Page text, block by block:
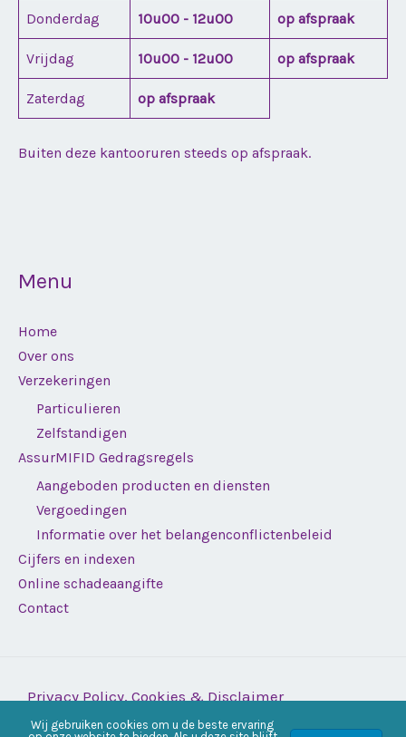
Donderdag 10u00 - 12u00 op afspraak
Vrijdag 10u00 - 12u00 op afspraak
Zaterdag op afspraak
Buiten deze kantooruren steeds op afspraak.
Menu
Home
Over ons
Verzekeringen
Particulieren
Zelfstandigen
AssurMIFID Gedragsregels
Aangeboden producten en diensten
Vergoedingen
Informatie over het belangenconflictenbeleid
Cijfers en indexen
Online schadeaangifte
Contact
Privacy Policy, Cookies & Disclaimer
Copyright © 2026 Assurea | Ontwikkeld door Webassur
Wij gebruiken cookies om u de beste ervaring